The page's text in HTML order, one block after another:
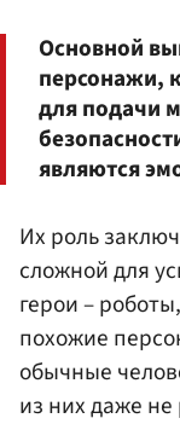
Основной
персонажи,
для подачи
являются
Их роль
сложной для
герои –
похожие
обычные
из них даже